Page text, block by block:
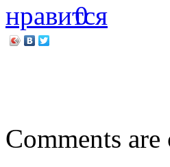
0
Comments are